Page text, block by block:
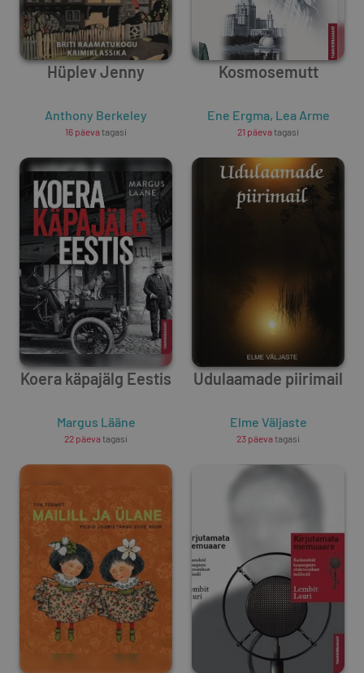
Hüplev Jenny
Anthony Berkeley
16 päevatagasi
Kosmosemutt
Ene Ergma, Lea Arme
21 päevatagasi
Koera käpajälg Eestis
Margus Lääne
22 päevatagasi
Udulaamade piirimail
Elme Väljaste
23 päevatagasi